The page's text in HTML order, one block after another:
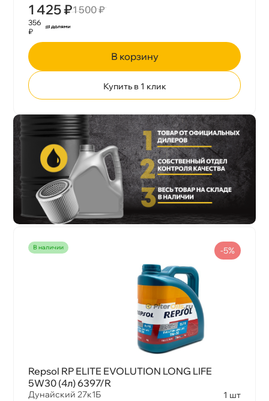
1 425 ₽1 500 ₽
356
₽
корзину
Купить в 1 клик
наличии
Repsol RP ELITE EVOLUTION LONG LIFE
5W30 (4л) 6397/R
Дунайский 27к1Б
1 шт
-5%